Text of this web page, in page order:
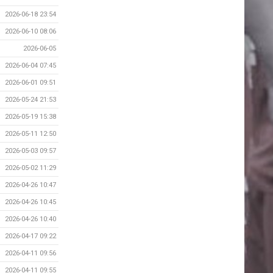
2026-06-18 23:54
2026-06-10 08:06
2026-06-05
2026-06-04 07:45
2026-06-01 09:51
2026-05-24 21:53
2026-05-19 15:38
2026-05-11 12:50
2026-05-03 09:57
2026-05-02 11:29
2026-04-26 10:47
2026-04-26 10:45
2026-04-26 10:40
2026-04-17 09:22
2026-04-11 09:56
2026-04-11 09:55